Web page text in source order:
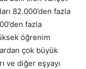
82.000’den fazla
fazla
öğrenim
çok büyük
ve diğer eşyayı